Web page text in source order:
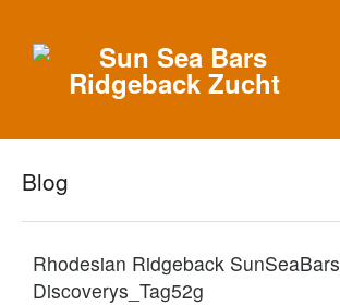
Blog
Rhodesian Ridgeback SunSeaBars
Discoverys_Tag52g